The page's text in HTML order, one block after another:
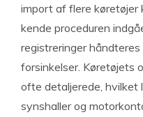
import af flere
kende proceduren
registreringer
forsinkelser. Køretøjets
ofte detaljerede, hvilket
synshaller og